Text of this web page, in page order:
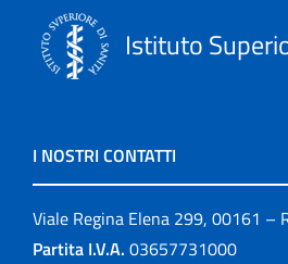
Istituto
I NOSTRI CONTATTI
Viale Regina Elena 299, 00161 –
Partita I.V.A. 03657731000